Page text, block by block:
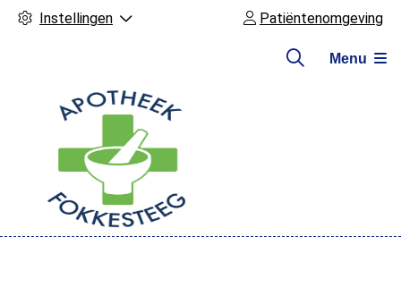
Instellingen Patiëntenomgeving
Menu